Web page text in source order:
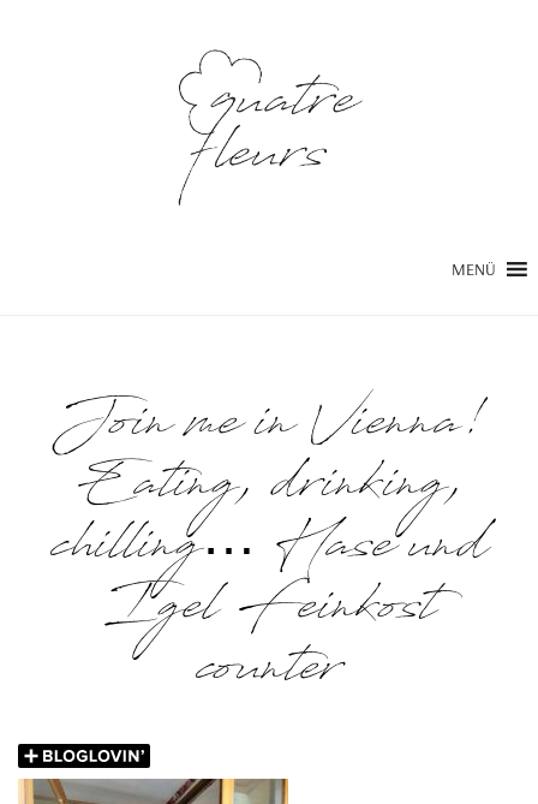
MENÜ
Join me in Vienna!
Eating, drinking,
chilling… Hase und
Igel Feinkost
counter